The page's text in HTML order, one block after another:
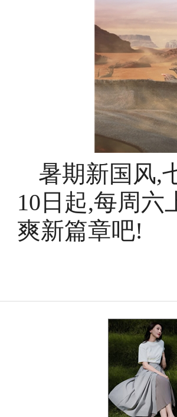
暑期新国风,
10日起,每周六
爽新篇章吧!